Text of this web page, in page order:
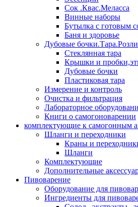
Сок .Квас.Меласса
Винные наборы
Бутылка с готовым
Баня и здоровье
Дубовые
Стеклянная тара
Крышки и
Дубовые бочки
Пластиковая тара
Измерение и контроль
Очистка и фильтрация
Лабораторное
Книги о самогоноварении
комплектующие к самогонным
Шланги и переходники
Краны и
Шланги
Комплектующие
Дополнительные
Пивоварение
Оборудование для
Ингредиенты для